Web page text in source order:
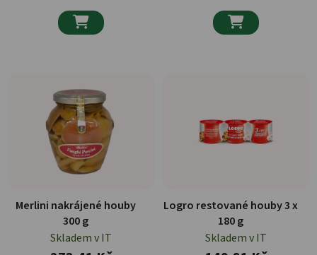
 
Merlini nakrájené houby
300 g
Skladem v IT
Logro restované houby 3 x
180 g
Skladem v IT